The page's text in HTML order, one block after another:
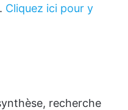
Cliquez ici pour y
recherche